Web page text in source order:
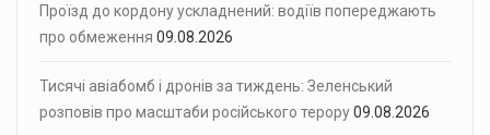
Проїзд до кордону ускладнений: водіїв попереджають
про обмеження 09.08.2026
Тисячі авіабомб і дронів за тиждень: Зеленський
розповів про масштаби російського терору09.08.2026